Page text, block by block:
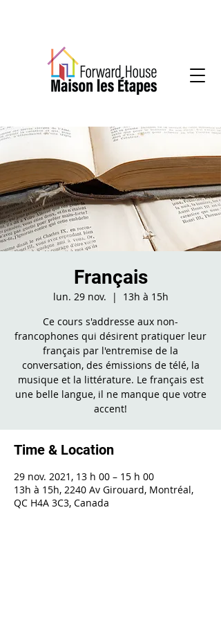
Français
lun. 29 nov.
  |
13h à 15h
Ce cours s'addresse aux non-
francophones qui désirent pratiquer leur
français par l'entremise de la
conversation, des émissions de télé, la
musique et la littérature. Le français est
une belle langue, il ne manque que votre
accent!
Time & Location
29 nov. 2021, 13 h 00 – 15 h 00
13h à 15h, 2240 Av Girouard, Montréal,
QC H4A 3C3, Canada